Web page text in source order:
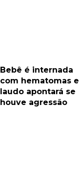
Bebê é internada
com hematomas e
laudo apontará se
houve agressão